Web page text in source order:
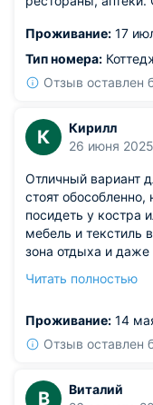
Проживание: 17
Тип номера:
Отзыв оставлен
К
Кирилл
26 июня 2025
Отличный вариант
стоят
посидеть у костра
мебель и текстиль
зона отдыха и
птицы. В пешей
Из недостатков: в
расположены не
Читать полностью
Проживание: 14
Отзыв оставлен
В
Виталий